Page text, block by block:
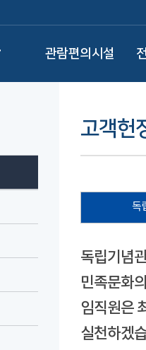
관람편의시설
고객헌
독
독립기념
민족문화
임직원은
실천하겠